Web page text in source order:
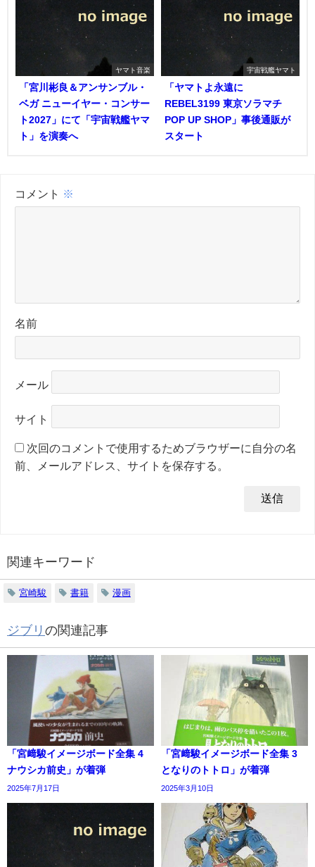
ヤマト音楽
「宮川彬良＆アンサンブル・
ベガ ニューイヤー・コンサー
ト2027」にて「宇宙戦艦ヤマ
ト」を演奏へ
宇宙戦艦ヤマト
「ヤマトよ永遠に
REBEL3199 東京ソラマチ
POP UP SHOP」事後通販が
スタート
コメント ※
名前
メール
サイト
次回のコメントで使用するためブラウザーに自分の名
前、メールアドレス、サイトを保存する。
関連キーワード
宮崎駿 書籍 漫画
ジブリ の関連記事
「宮﨑駿イメージボード全集 4
ナウシカ前史」が着弾
2025年7月17日
「宮﨑駿イメージボード全集 3
となりのトトロ」が着弾
2025年3月10日